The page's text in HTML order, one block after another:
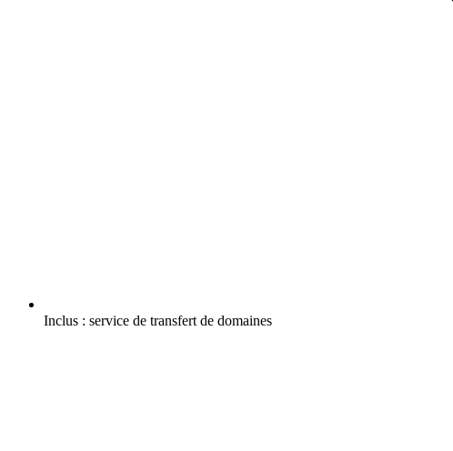
Inclus : service de transfert de domaines